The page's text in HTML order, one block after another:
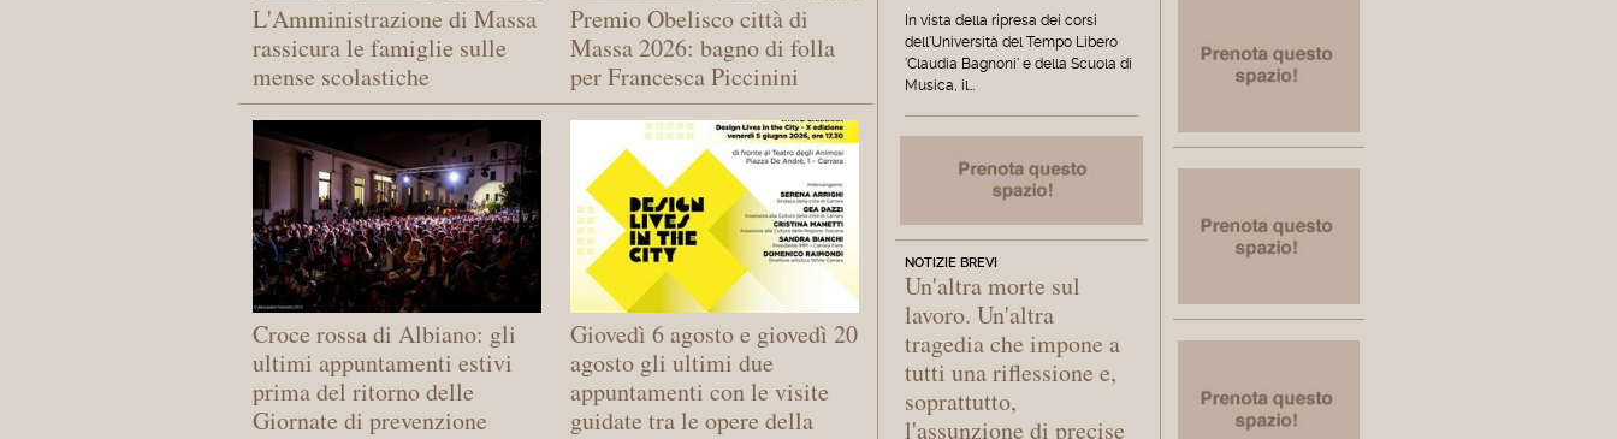
L'Amministrazione di Massa
rassicura le famiglie sulle
mense scolastiche
Premio Obelisco città di
Massa 2026: bagno di folla
per Francesca Piccinini
Croce rossa di Albiano: gli
ultimi appuntamenti estivi
prima del ritorno delle
Giornate di prevenzione
Giovedì 6 agosto e giovedì 20
agosto gli ultimi due
appuntamenti con le visite
guidate tra le opere della
In vista della ripresa dei corsi
dell'Università del Tempo Libero
'Claudia Bagnoni' e della Scuola di
Musica, il…
NOTIZIE BREVI
Un'altra morte sul
lavoro. Un'altra
tragedia che impone a
tutti una riflessione e,
soprattutto,
l'assunzione di precise